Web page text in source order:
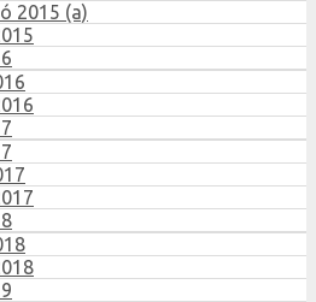
2015 (a)